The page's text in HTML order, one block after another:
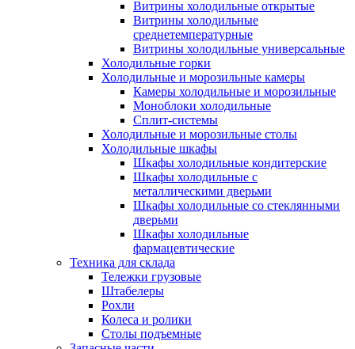
Витрины холодильные открытые
Витрины холодильные
среднетемпературные
Витрины холодильные универсальные
Холодильные горки
Холодильные и морозильные камеры
Камеры холодильные и морозильные
Моноблоки холодильные
Сплит-системы
Холодильные и морозильные столы
Холодильные шкафы
Шкафы холодильные кондитерские
Шкафы холодильные с
металлическими дверьми
Шкафы холодильные со стеклянными
дверьми
Шкафы холодильные
фармацевтические
Техника для склада
Тележки грузовые
Штабелеры
Рохли
Колеса и ролики
Столы подъемные